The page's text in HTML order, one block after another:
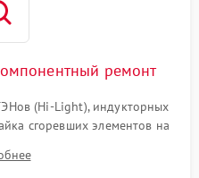
ремонт
(Hi-Light), индукторных
сгоревших элементов на
и замена поврежденной